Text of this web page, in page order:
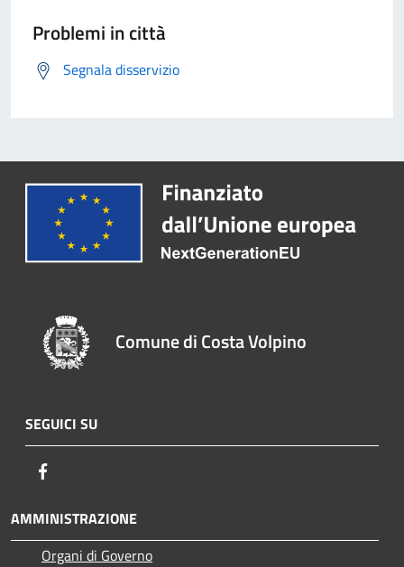
Problemi in città
Segnala disservizio
Comune di Costa Volpino
SEGUICI SU
AMMINISTRAZIONE
Organi di Governo